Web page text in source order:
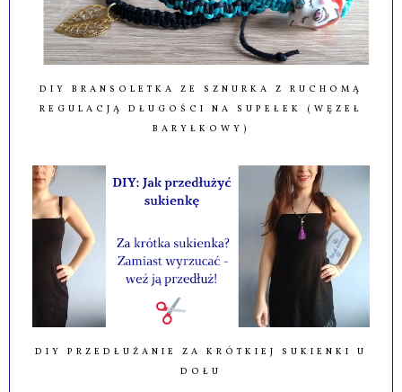
DIY BRANSOLETKA ZE SZNURKA Z RUCHOMĄ
REGULACJĄ DŁUGOŚCI NA SUPEŁEK (WĘZEŁ
BARYŁKOWY)
DIY PRZEDŁUŻANIE ZA KRÓTKIEJ SUKIENKI U
DOŁU